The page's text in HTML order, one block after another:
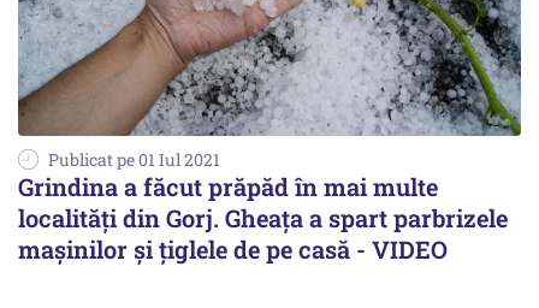
Publicat pe 01 Iul 2021
Grindina a făcut prăpăd în mai multe
localități din Gorj. Gheața a spart parbrizele
mașinilor și țiglele de pe casă - VIDEO